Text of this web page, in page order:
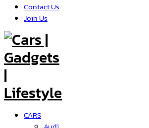
Contact Us
Join Us
CARS